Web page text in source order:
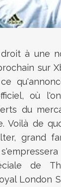
à une
sur
où
du
Voilà de
grand
de
London